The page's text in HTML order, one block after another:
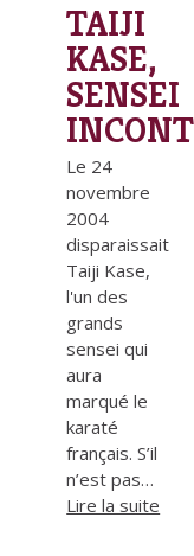
TAIJI
KASE,
SENSEI
Le 24
novembre
2004
disparaissait
Taiji Kase,
l'un des
grands
sensei qui
aura
marqué le
karaté
français. S’il
n’est pas…
Lire la suite